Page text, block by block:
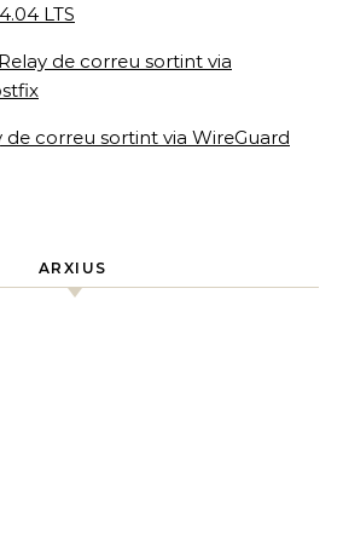
LTS
Relay de correu sortint via
de correu sortint via WireGuard
ARXIUS